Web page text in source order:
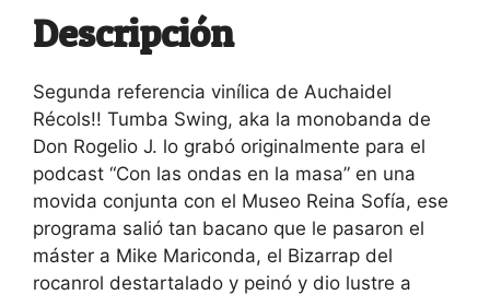
Descripción
Segunda referencia vinílica de Auchaidel
Récols!! Tumba Swing, aka la monobanda de
Don Rogelio J. lo grabó originalmente para el
podcast “Con las ondas en la masa” en una
movida conjunta con el Museo Reina Sofía, ese
programa salió tan bacano que le pasaron el
máster a Mike Mariconda, el Bizarrap del
rocanrol destartalado y peinó y dio lustre a